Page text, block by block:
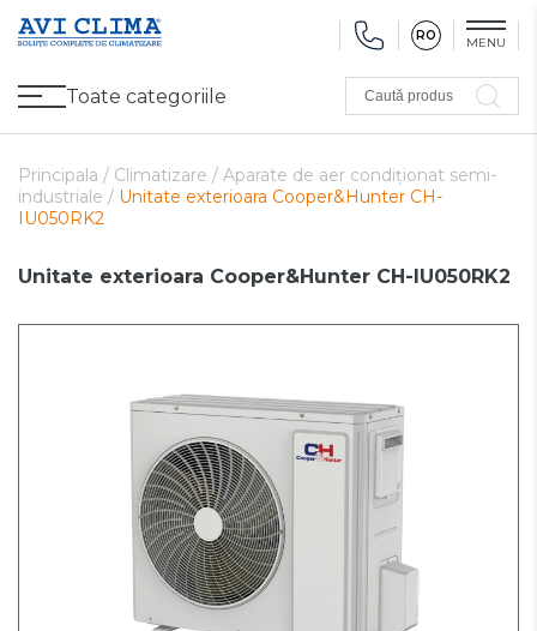
RO MENU
Toate categoriile
Climatizare
Ventilare
Caută produs
Principala / Climatizare / Aparate de aer condiționat semi-
industriale / Unitate exterioara Cooper&Hunter CH-
IU050RK2
Unitate exterioara Cooper&Hunter CH-IU050RK2